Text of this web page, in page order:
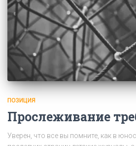
ПОЗИЦИЯ
Прослеживание
Уверен, что все вы помните, как в